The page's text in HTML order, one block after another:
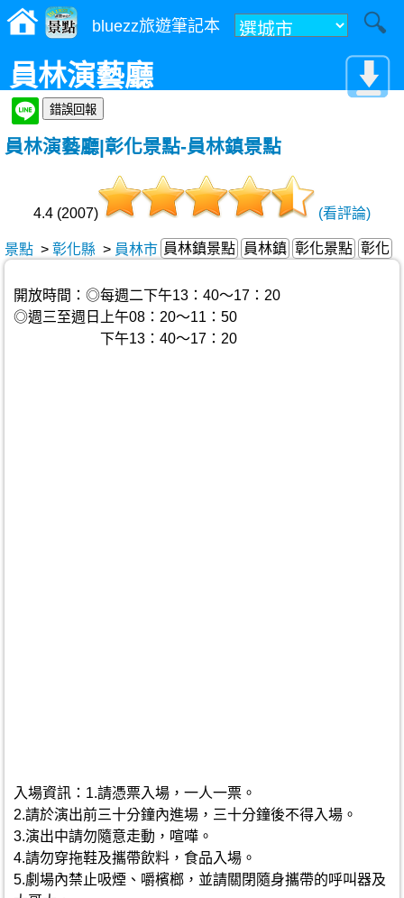
bluezz旅遊筆記本
員林演藝廳
員林演藝廳|彰化景點-員林鎮景點
4.4 (2007) (看評論)
景點 > 彰化縣 > 員林市 員林鎮景點 員林鎮 彰化景點 彰化
開放時間：◎每週二下午13：40～17：20
◎週三至週日上午08：20～11：50
下午13：40～17：20
入場資訊：1.請憑票入場，一人一票。
2.請於演出前三十分鐘內進場，三十分鐘後不得入場。
3.演出中請勿隨意走動，喧嘩。
4.請勿穿拖鞋及攜帶飲料，食品入場。
5.劇場內禁止吸煙、嚼檳榔，並請關閉隨身攜帶的呼叫器及